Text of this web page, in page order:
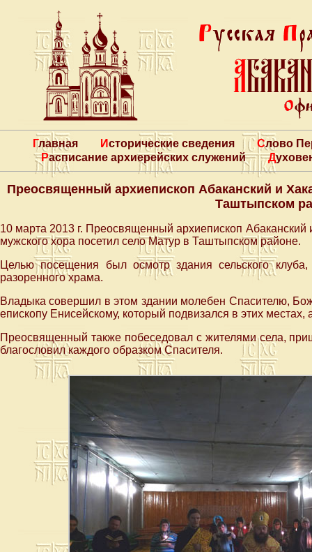
Главная Исторические сведения
Слово
Расписание архиерейских служений
Преосвященный архиепископ Абаканский и
Таштыпском
10 марта 2013 г. Преосвященный архиепископ
мужского хора посетил село Матур в Таштыпском районе.
Целью посещения был осмотр здания сельского
разоренного храма.
Владыка совершил в этом здании молебен Спасителю,
епископу Енисейскому, который подвизался в этих
Преосвященный также побеседовал с жителями села,
благословил каждого образком Спасителя.